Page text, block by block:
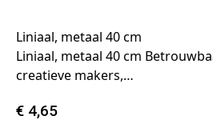
Liniaal, metaal 40 cm
Liniaal, metaal 40 cm
creatieve makers,…
€ 4,65